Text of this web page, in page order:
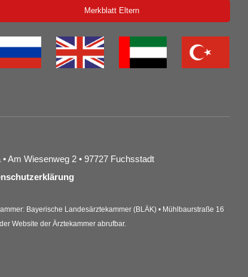
Merkblatt Eltern
Am Wiesenweg 2 • 97727 Fuchsstadt
Bayerische Landesärztekammer (BLÄK) • Mühlbaurstraße 16
Website der Ärztekammer abrufbar.